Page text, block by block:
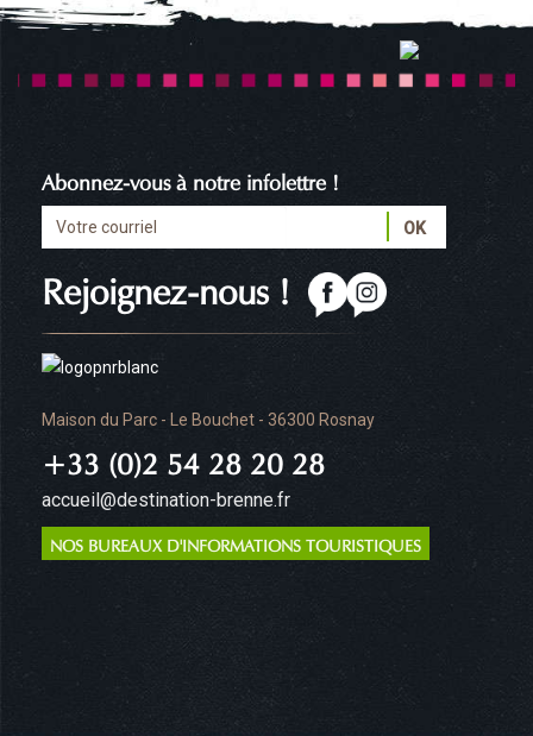
Maison du Parc - Le Bouchet - 36300 Rosnay
+33 (0)2 54 28 20 28
accueil@destination-brenne.fr
NOS BUREAUX D'INFORMATIONS TOURISTIQUES
Rejoignez-nous !
Abonnez-vous à notre infolettre !